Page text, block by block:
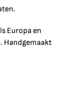
Europa en
Handgemaakt